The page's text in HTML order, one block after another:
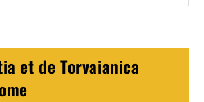
et de Torvaianica